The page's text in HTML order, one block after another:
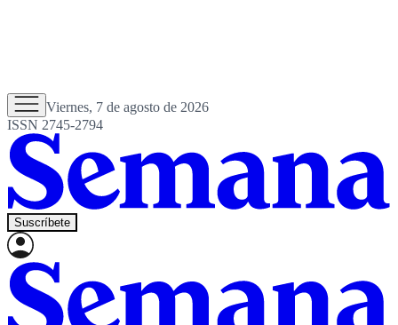
Viernes, 7 de agosto de 2026
ISSN 2745-2794
Suscríbete